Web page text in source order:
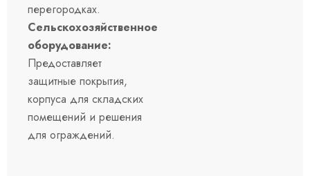
перегородках.
Сельскохозяйственное
оборудование:
Предоставляет
защитные покрытия,
корпуса для складских
помещений и решения
для ограждений.